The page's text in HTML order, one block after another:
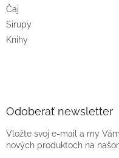
Čaj
Sirupy
Knihy
Odoberať newsletter
Vložte svoj e-mail a my
nových produktoch na